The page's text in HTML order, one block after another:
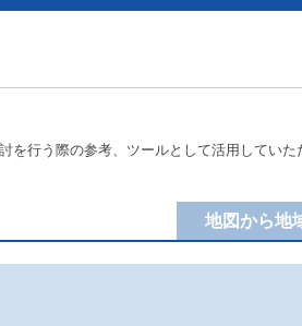
を行う際の参考、ツールとして活用してい
地図から地